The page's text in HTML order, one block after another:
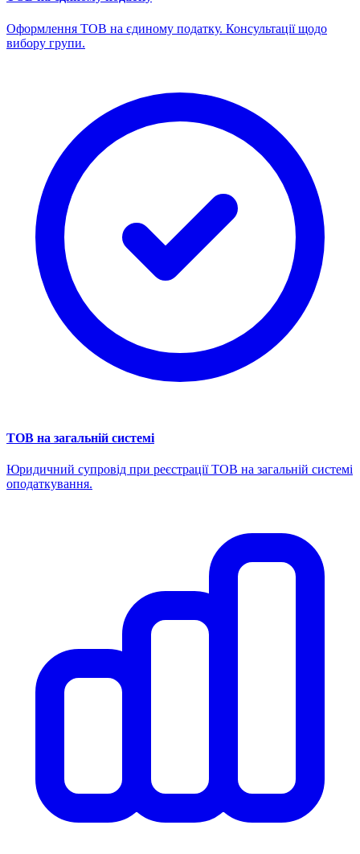
Оформлення ТОВ на єдиному податку. Консультації щодо
вибору групи.
ТОВ на загальній системі
Юридичний супровід при реєстрації ТОВ на загальній системі
оподаткування.